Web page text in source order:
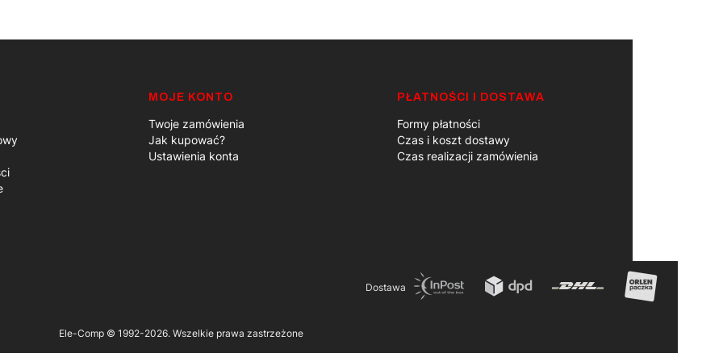
MOJE KONTO
Twoje zamówienia
Jak kupować?
Ustawienia konta
PŁATNOŚCI I DOSTAWA
Formy płatności
Czas i koszt dostawy
Czas realizacji zamówienia
Dostawa
Ele-Comp © 1992-2026. Wszelkie prawa zastrzeżone